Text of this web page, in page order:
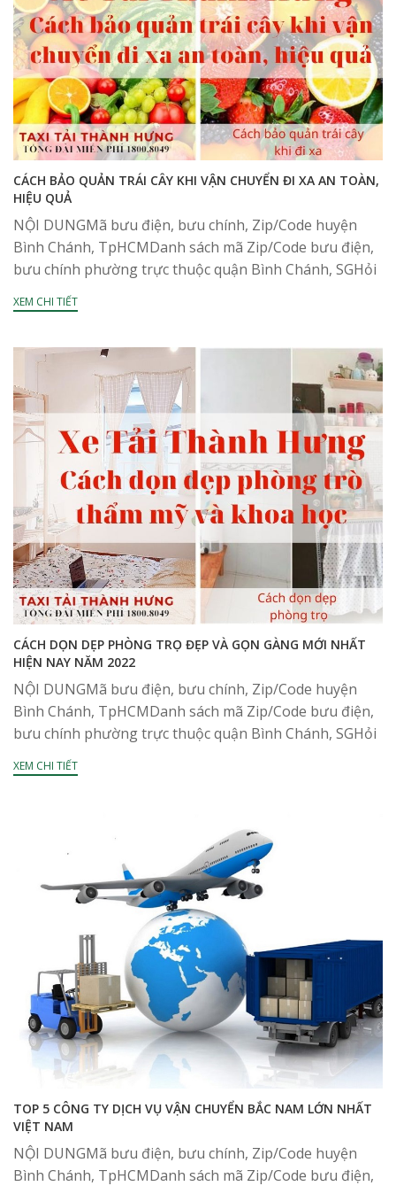
CÁCH BẢO QUẢN TRÁI CÂY KHI VẬN CHUYỂN ĐI XA AN TOÀN,
HIỆU QUẢ
NỘI DUNGMã bưu điện, bưu chính, Zip/Code huyện
Bình Chánh, TpHCMDanh sách mã Zip/Code bưu điện,
bưu chính phường trực thuộc quận Bình Chánh, SGHỏi
đáp về mã bưu điên, bưu chính, Zip/Code huyện...
XEM CHI TIẾT
CÁCH DỌN DẸP PHÒNG TRỌ ĐẸP VÀ GỌN GÀNG MỚI NHẤT
HIỆN NAY NĂM 2022
NỘI DUNGMã bưu điện, bưu chính, Zip/Code huyện
Bình Chánh, TpHCMDanh sách mã Zip/Code bưu điện,
bưu chính phường trực thuộc quận Bình Chánh, SGHỏi
đáp về mã bưu điên, bưu chính, Zip/Code huyện...
XEM CHI TIẾT
TOP 5 CÔNG TY DỊCH VỤ VẬN CHUYỂN BẮC NAM LỚN NHẤT
VIỆT NAM
NỘI DUNGMã bưu điện, bưu chính, Zip/Code huyện
Bình Chánh, TpHCMDanh sách mã Zip/Code bưu điện,